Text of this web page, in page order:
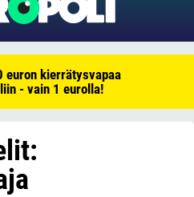
euron kierrätysvapaa
- vain 1 eurolla!